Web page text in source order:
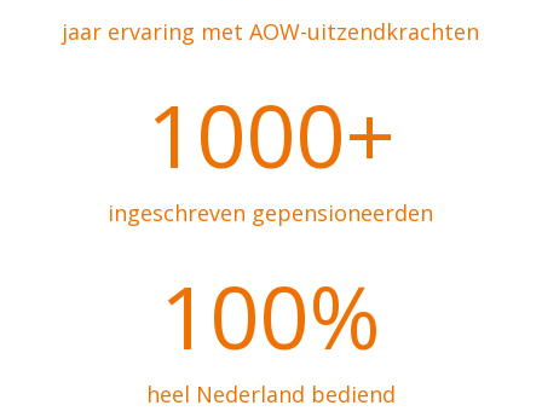
jaar ervaring met AOW-uitzendkrachten
1000+
ingeschreven gepensioneerden
100%
heel Nederland bediend